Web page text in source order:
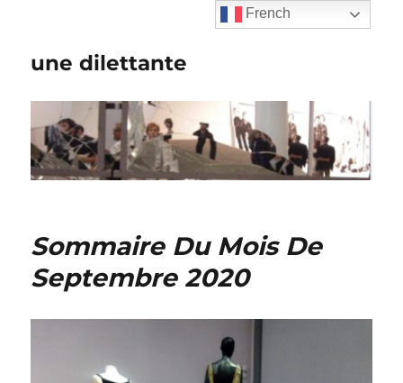
une dilettante
Sommaire Du Mois De
Septembre 2020
French